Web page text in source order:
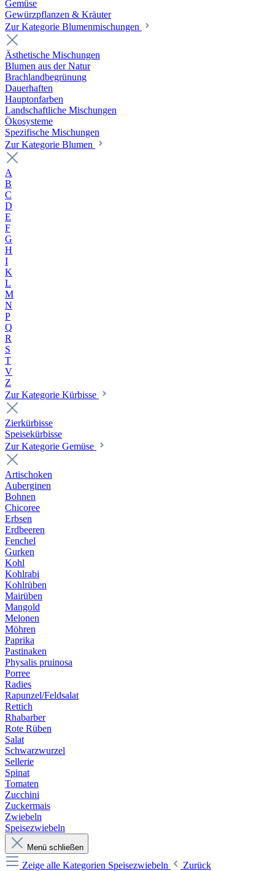
Gemüse
Gewürzpflanzen & Kräuter
Zur Kategorie Blumenmischungen
Ästhetische Mischungen
Blumen aus der Natur
Brachlandbegrünung
Dauerhaften
Hauptonfarben
Landschaftliche Mischungen
Ökosysteme
Spezifische Mischungen
Zur Kategorie Blumen
A
B
C
D
E
F
G
H
I
K
L
M
N
P
Q
R
S
T
V
Z
Zur Kategorie Kürbisse
Zierkürbisse
Speisekürbisse
Zur Kategorie Gemüse
Artischoken
Auberginen
Bohnen
Chicoree
Erbsen
Erdbeeren
Fenchel
Gurken
Kohl
Kohlrabi
Kohlrüben
Mairüben
Mangold
Melonen
Möhren
Paprika
Pastinaken
Physalis pruinosa
Porree
Radies
Rapunzel/Feldsalat
Rettich
Rhabarber
Rote Rüben
Salat
Schwarzwurzel
Sellerie
Spinat
Tomaten
Zucchini
Zuckermais
Zwiebeln
Speisezwiebeln
Menü schließen
Zeige alle Kategorien Speisezwiebeln Zurück